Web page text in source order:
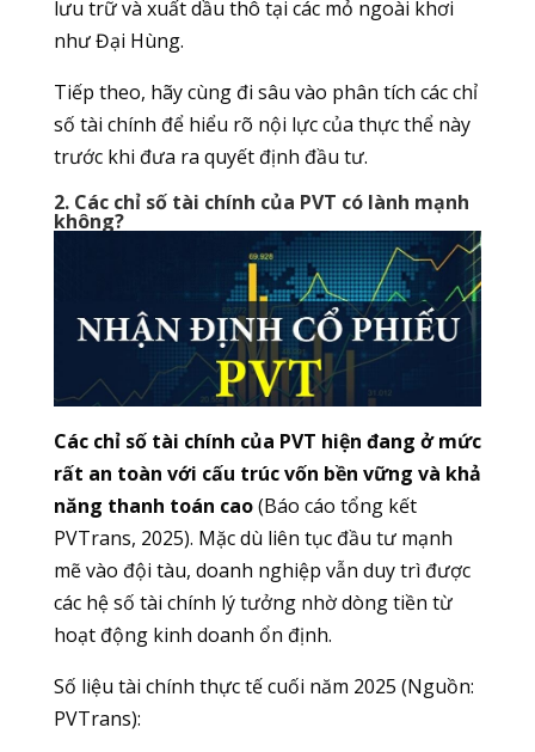
lưu trữ và xuất dầu thô tại các mỏ ngoài khơi
như Đại Hùng.
Tiếp theo, hãy cùng đi sâu vào phân tích các chỉ
số tài chính để hiểu rõ nội lực của thực thể này
trước khi đưa ra quyết định đầu tư.
2. Các chỉ số tài chính của PVT có lành mạnh
không?
Các chỉ số tài chính của PVT hiện đang ở mức
rất an toàn với cấu trúc vốn bền vững và khả
năng thanh toán cao(Báo cáo tổng kết
PVTrans, 2025). Mặc dù liên tục đầu tư mạnh
mẽ vào đội tàu, doanh nghiệp vẫn duy trì được
các hệ số tài chính lý tưởng nhờ dòng tiền từ
hoạt động kinh doanh ổn định.
Số liệu tài chính thực tế cuối năm 2025 (Nguồn:
PVTrans):